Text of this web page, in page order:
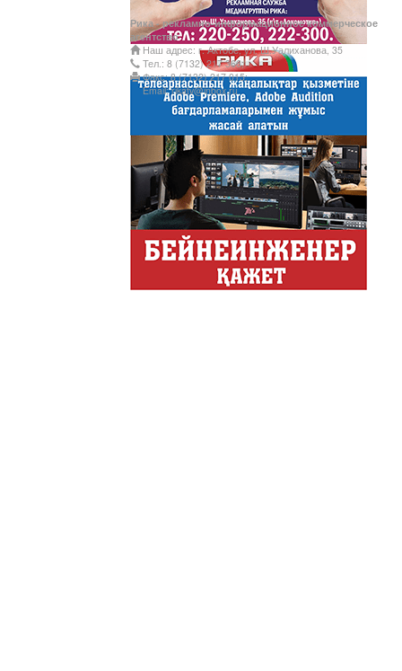
Обзор событий деловой
Казахстана.
Құмсағат
"Құмсағат" - апта бойы
Только факты
Программа «Только
неделе в ...
Твое Утро
Твое Утро
Декоративные
Рика - рекламно-информационное коммерческое
агентство
Наш адрес: г. Актобе, ул. Ш.Уалиханова, 35
Тел.: 8 (7132) 217 366;
Факс: 8 (7132) 217 015;
Email: rikatv@inbox.ru